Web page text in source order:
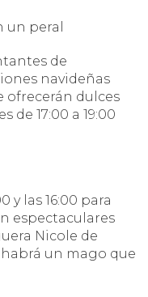
un peral
de
navideñas
ofrecerán dulces
de 17:00 a 19:00
y las 16:00 para
espectaculares
Nicole de
un mago que